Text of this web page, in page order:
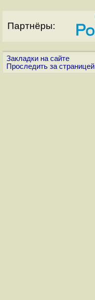
Партнёры:
Закладки на сайте
Проследить за страницей